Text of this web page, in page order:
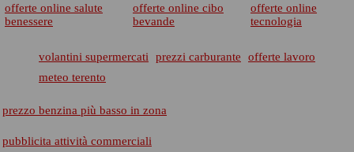
offerte online salute
benessere
offerte online cibo
bevande
offerte online
tecnologia
volantini supermercati prezzi carburante
offerte lavoro
meteo terento
prezzo benzina più basso in zona
pubblicita attività commerciali